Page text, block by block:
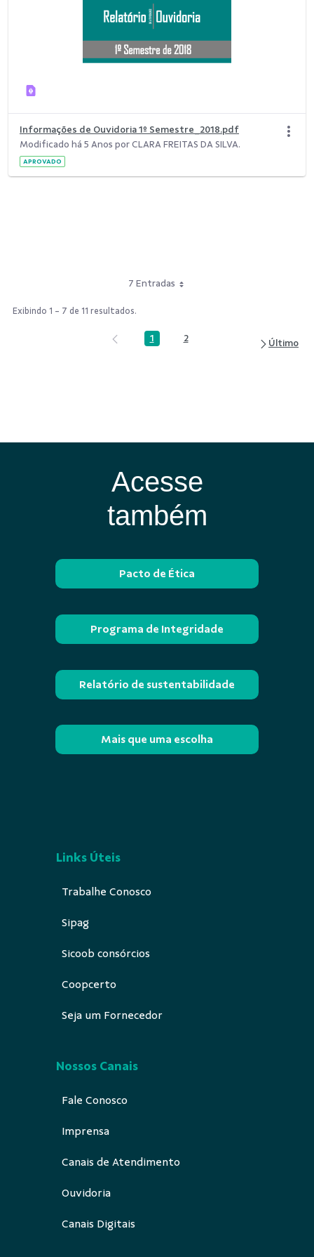
Informações de Ouvidoria 1º Semestre_2018.pdf
Modificado há 5 Anos por CLARA FREITAS DA SILVA.
APROVADO
7 Entradas
Exibindo 1 - 7 de 11 resultados.
Página
1 Página
2
Acesse
também
Pacto de Ética
Programa de Integridade
Relatório de sustentabilidade
Mais que uma escolha
Links Úteis
Trabalhe Conosco
Sipag
Sicoob consórcios
Coopcerto
Seja um Fornecedor
Nossos Canais
Fale Conosco
Imprensa
Canais de Atendimento
Ouvidoria
Canais Digitais